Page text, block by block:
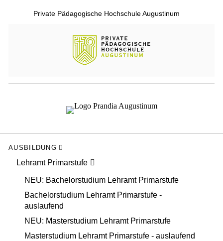
Private Pädagogische Hochschule Augustinum
AUSBILDUNG
Lehramt Primarstufe
NEU: Bachelorstudium Lehramt Primarstufe
Bachelorstudium Lehramt Primarstufe -
auslaufend
NEU: Masterstudium Lehramt Primarstufe
Masterstudium Lehramt Primarstufe - auslaufend